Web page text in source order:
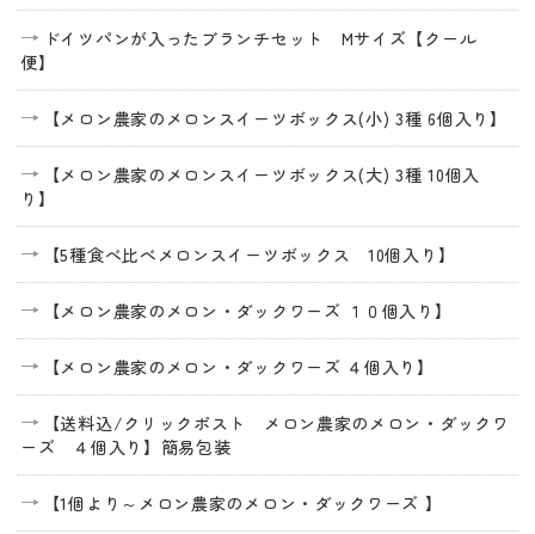
ドイツパンが入ったブランチセット Mサイズ【クール
便】
【メロン農家のメロンスイーツボックス(小) 3種 6個入り】
【メロン農家のメロンスイーツボックス(大) 3種 10個入
り】
【5種食べ比べメロンスイーツボックス 10個入り】
【メロン農家のメロン・ダックワーズ １０個入り】
【メロン農家のメロン・ダックワーズ ４個入り】
【送料込/クリックポスト メロン農家のメロン・ダックワ
ーズ ４個入り】簡易包装
【1個より～メロン農家のメロン・ダックワーズ 】